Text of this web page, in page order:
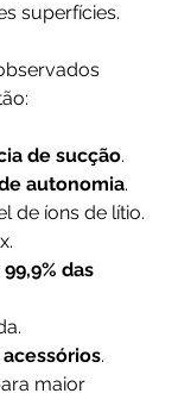
superfícies.
de sucção.
autonomia.
de íons de lítio.
99,9% das
acessórios.
maior